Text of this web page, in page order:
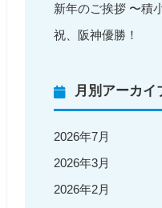
新年のご挨拶 〜積
祝、阪神優勝！
月別アーカイ
2026年7月
2026年3月
2026年2月